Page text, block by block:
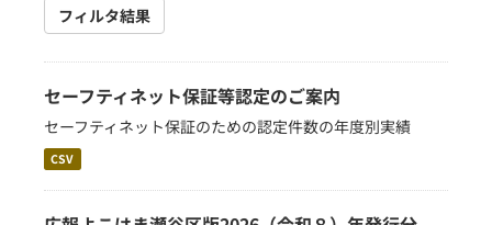
フィルタ結果
セーフティネット保証等認定のご案内
セーフティネット保証のための認定件数の年度別実績
CSV